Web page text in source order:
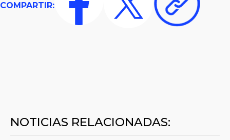
COMPARTIR:
NOTICIAS RELACIONADAS: